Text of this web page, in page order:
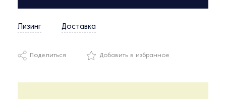
Лизинг Доставка
Поделиться Добавить в избранное